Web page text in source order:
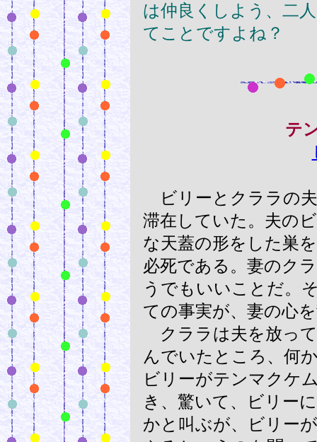
は仲良くしよう、二
てことですよね？
テ
ビリーとクララの
滞在していた。夫の
な天蓋の形をした巣
必死である。妻のク
うでもいいことだ。
ての事実が、妻の心
クララは夫を放っ
んでいたところ、何
ビリーがテンマクケ
き、驚いて、ビリー
かと叫ぶが、ビリー